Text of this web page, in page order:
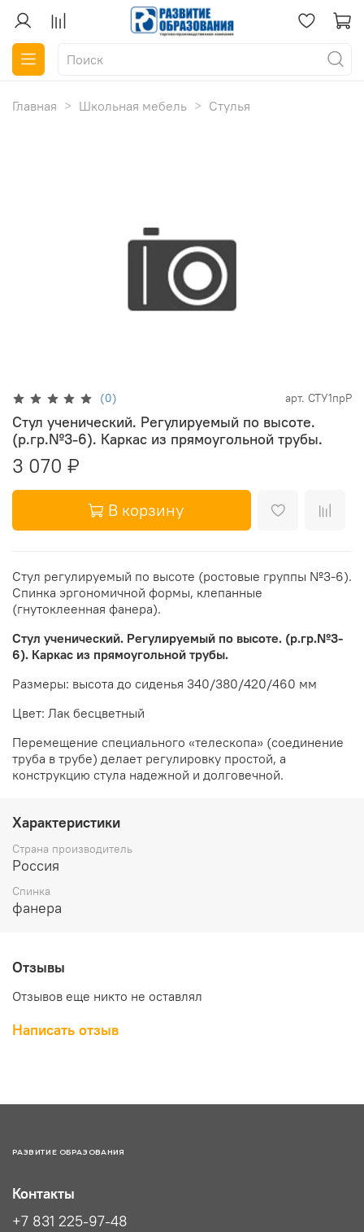
Главная Школьная мебель Стулья
(0) арт. СТУ1прР
Стул ученический. Регулируемый по высоте.
(р.гр.№3-6). Каркас из прямоугольной трубы.
3 070 ₽
В корзину
Стул регулируемый по высоте (ростовые группы №3-6).
Спинка эргономичной формы, клепанные
(гнутоклеенная фанера).
Стул ученический. Регулируемый по высоте. (р.гр.№3-
6). Каркас из прямоугольной трубы.
Размеры: высота до сиденья 340/380/420/460 мм
Цвет: Лак бесцветный
Перемещение специального «телескопа» (соединение
труба в трубе) делает регулировку простой, а
конструкцию стула надежной и долговечной.
Характеристики
Страна производитель
Россия
Спинка
фанера
Отзывы
Отзывов еще никто не оставлял
Написать отзыв
РАЗВИТИЕ ОБРАЗОВАНИЯ
Контакты
+7 831 225-97-48